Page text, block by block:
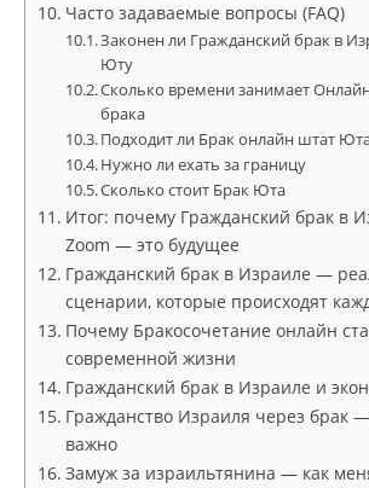
Часто задаваемые вопросы (FAQ)
Законен ли Гражданский брак в
Юту
Сколько времени занимает
брака
Подходит ли Брак онлайн штат
Нужно ли ехать за границу
Сколько стоит Брак Юта
Итог: почему Гражданский брак в
Zoom — это будущее
Гражданский брак в Израиле —
сценарии, которые происходят
Почему Бракосочетание онлайн
современной жизни
Гражданский брак в Израиле и
Гражданство Израиля через брак
важно
Замуж за израильтянина — как